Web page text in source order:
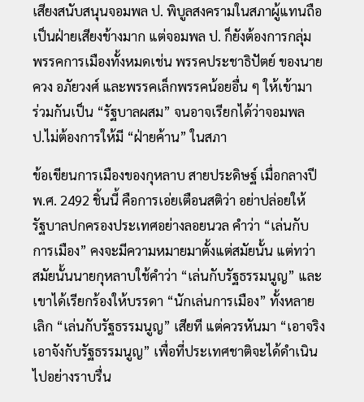
เสียงสนับสนุนจอมพล ป. พิบูลสงครามในสภาผู้แทนถือ
เป็นฝ่ายเสียงข้างมาก แต่จอมพล ป. ก็ยังต้องการกลุ่ม
พรรคการเมืองทั้งหมดเช่น พรรคประชาธิปัตย์ ของนาย
ควง อภัยวงศ์ และพรรคเล็กพรรคน้อยอื่น ๆ ให้เข้ามา
ร่วมกันเป็น “รัฐบาลผสม” จนอาจเรียกได้ว่าจอมพล
ป.ไม่ต้องการให้มี “ฝ่ายค้าน” ในสภา
ข้อเขียนการเมืองของกุหลาบ สายประดิษฐ์ เมื่อกลางปี
พ.ศ. 2492 ชิ้นนี้ คือการเอ่ยเตือนสติว่า อย่าปล่อยให้
รัฐบาลปกครองประเทศอย่างลอยนวล คำว่า “เล่นกับ
การเมือง” คงจะมีความหมายมาตั้งแต่สมัยนั้น แต่ทว่า
สมัยนั้นนายกุหลาบใช้คำว่า “เล่นกับรัฐธรรมนูญ” และ
เขาได้เรียกร้องให้บรรดา “นักเล่นการเมือง” ทั้งหลาย
เลิก “เล่นกับรัฐธรรมนูญ” เสียที แต่ควรหันมา “เอาจริง
เอาจังกับรัฐธรรมนูญ” เพื่อที่ประเทศชาติจะได้ดำเนิน
ไปอย่างราบรื่น